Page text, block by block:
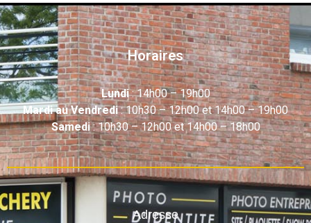
Horaires
Lundi: 14h00 – 19h00
Mardi au Vendredi: 10h30 – 12h00 et 14h00 – 19h00
Samedi: 10h30 – 12h00 et 14h00 – 18h00
Adresse